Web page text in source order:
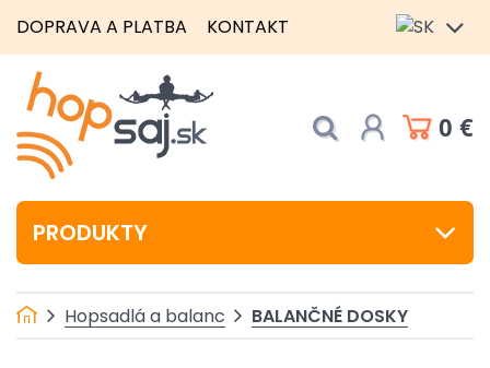
DOPRAVA A PLATBA KONTAKT
0 €
PRODUKTY
Hopsadlá a balanc BALANČNÉ DOSKY